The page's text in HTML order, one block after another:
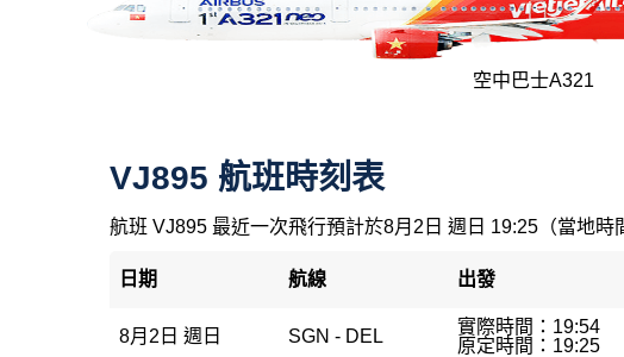
空中巴士A321
VJ895 航班時刻表
航班 VJ895 最近一次飛行預計於8月2日 週日 19:25（當地
日期 航線 出發
8月2日 週日 SGN - DEL
實際時間：19:54
原定時間：19:25